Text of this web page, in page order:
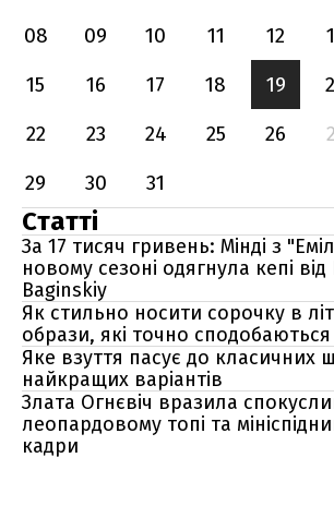
08
09 10 11 12
15
16 17 18 19
22
23 24 25 26
29
30 31
Статті
За 17 тисяч гривень: Мінді з
новому сезоні одягнула кепі
Baginskiy
Як стильно носити сорочку в
образи, які точно сподобаються
Яке взуття пасує до класичних
найкращих варіантів
Злата Огнєвіч вразила
леопардовому топі та
кадри